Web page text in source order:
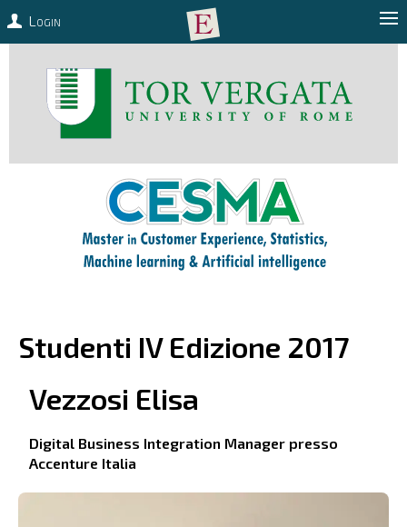
Login
Studenti IV Edizione 2017
Vezzosi Elisa
Digital Business Integration Manager presso
Accenture Italia